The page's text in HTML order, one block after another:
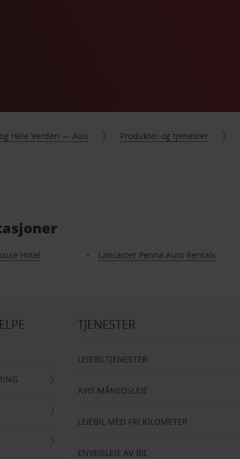
Hele Verden — Avis Produkter og tjenester
Hotel Lancaster Penna Auto Rentals
TJENESTER
LEIEBILTJENESTER
AVIS MÅNEDSLEIE
LEIEBIL MED FRI KILOMETER
ENVEISLEIE AV BIL